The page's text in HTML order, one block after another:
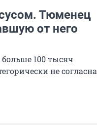
Тюменец
от него
100 тысяч
не согласна